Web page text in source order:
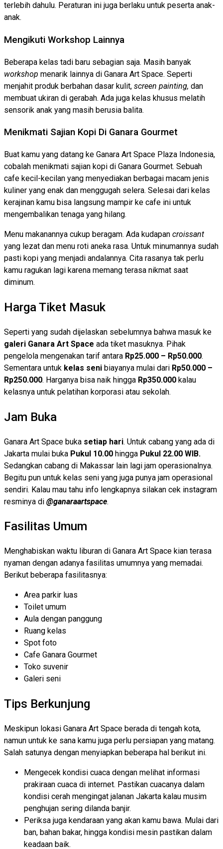
terlebih dahulu. Peraturan ini juga berlaku untuk peserta anak-
anak.
Mengikuti Workshop Lainnya
Beberapa kelas tadi baru sebagian saja. Masih banyak
workshop menarik lainnya di Ganara Art Space. Seperti
menjahit produk berbahan dasar kulit, screen painting, dan
membuat ukiran di gerabah. Ada juga kelas khusus melatih
sensorik anak yang masih berusia balita.
Menikmati Sajian Kopi Di Ganara Gourmet
Buat kamu yang datang ke Ganara Art Space Plaza Indonesia,
cobalah menikmati sajian kopi di Ganara Gourmet. Sebuah
cafe kecil-kecilan yang menyediakan berbagai macam jenis
kuliner yang enak dan menggugah selera. Selesai dari kelas
kerajinan kamu bisa langsung mampir ke cafe ini untuk
mengembalikan tenaga yang hilang.
Menu makanannya cukup beragam. Ada kudapan croissant
yang lezat dan menu roti aneka rasa. Untuk minumannya sudah
pasti kopi yang menjadi andalannya. Cita rasanya tak perlu
kamu ragukan lagi karena memang terasa nikmat saat
diminum.
Harga Tiket Masuk
Seperti yang sudah dijelaskan sebelumnya bahwa masuk ke
galeri Ganara Art Space ada tiket masuknya. Pihak
pengelola mengenakan tarif antara Rp25.000 – Rp50.000.
Sementara untuk kelas seni biayanya mulai dari Rp50.000 –
Rp250.000. Harganya bisa naik hingga Rp350.000 kalau
kelasnya untuk pelatihan korporasi atau sekolah.
Jam Buka
Ganara Art Space buka setiap hari. Untuk cabang yang ada di
Jakarta mulai buka Pukul 10.00 hingga Pukul 22.00 WIB.
Sedangkan cabang di Makassar lain lagi jam operasionalnya.
Begitu pun untuk kelas seni yang juga punya jam operasional
sendiri. Kalau mau tahu info lengkapnya silakan cek instagram
resminya di @ganaraartspace.
Fasilitas Umum
Menghabiskan waktu liburan di Ganara Art Space kian terasa
nyaman dengan adanya fasilitas umumnya yang memadai.
Berikut beberapa fasilitasnya:
Area parkir luas
Toilet umum
Aula dengan panggung
Ruang kelas
Spot foto
Cafe Ganara Gourmet
Toko suvenir
Galeri seni
Tips Berkunjung
Meskipun lokasi Ganara Art Space berada di tengah kota,
namun untuk ke sana kamu juga perlu persiapan yang matang.
Salah satunya dengan menyiapkan beberapa hal berikut ini.
Mengecek kondisi cuaca dengan melihat informasi
prakiraan cuaca di internet. Pastikan cuacanya dalam
kondisi cerah mengingat jalanan Jakarta kalau musim
penghujan sering dilanda banjir.
Periksa juga kendaraan yang akan kamu bawa. Mulai dari
ban, bahan bakar, hingga kondisi mesin pastikan dalam
keadaan baik.